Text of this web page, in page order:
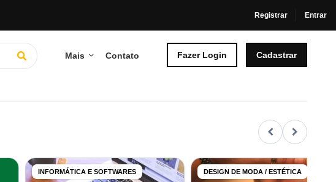
Registrar Entrar
Mais Contato Fazer Login Cadastrar
INFORMÁTICA E SOFTWARES DESIGN DE MODA / ESTÉTICA